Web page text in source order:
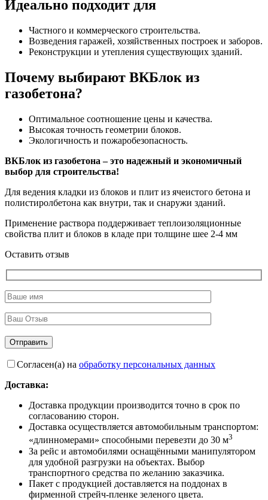
Идеально подходит для
Частного и коммерческого строительства.
Возведения гаражей, хозяйственных построек и заборов.
Реконструкции и утепления существующих зданий.
Почему выбирают ВКБлок из
газобетона?
Оптимальное соотношение цены и качества.
Высокая точность геометрии блоков.
Экологичность и пожаробезопасность.
ВКБлок из газобетона – это надежный и экономичный
выбор для строительства!
Для ведения кладки из блоков и плит из ячеистого бетона и
полистиролбетона как внутри, так и снаружи зданий.
Применение раствора поддерживает теплоизоляционные
свойства плит и блоков в кладе при толщине шее 2-4 мм
Оставить отзыв
Согласен(а) на обработку персональных данных
Доставка:
Доставка продукции производится точно в срок по
согласованию сторон.
Доставка осуществляется автомобильным транспортом:
«длинномерами» способными перевезти до 30 м3
За рейс и автомобилями оснащёнными манипулятором
для удобной разгрузки на объектах. Выбор
транспортного средства по желанию заказчика.
Пакет с продукцией доставляется на поддонах в
фирменной стрейч-пленке зеленого цвета.